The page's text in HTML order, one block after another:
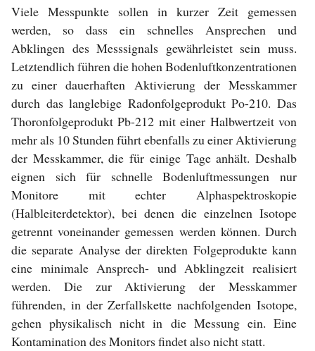
Viele Messpunkte sollen in kurzer Zeit gemessen
werden, so dass ein schnelles Ansprechen und
Abklingen des Messsignals gewährleistet sein muss.
Letztendlich führen die hohen Bodenluftkonzentrationen
zu einer dauerhaften Aktivierung der Messkammer
durch das langlebige Radonfolgeprodukt Po-210. Das
Thoronfolgeprodukt Pb-212 mit einer Halbwertzeit von
mehr als 10 Stunden führt ebenfalls zu einer Aktivierung
der Messkammer, die für einige Tage anhält. Deshalb
eignen sich für schnelle Bodenluftmessungen nur
Monitore mit echter Alphaspektroskopie
(Halbleiterdetektor), bei denen die einzelnen Isotope
getrennt voneinander gemessen werden können. Durch
die separate Analyse der direkten Folgeprodukte kann
eine minimale Ansprech- und Abklingzeit realisiert
werden. Die zur Aktivierung der Messkammer
führenden, in der Zerfallskette nachfolgenden Isotope,
gehen physikalisch nicht in die Messung ein. Eine
Kontamination des Monitors findet also nicht statt.